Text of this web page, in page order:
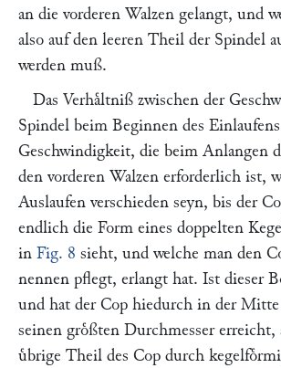
an die vorderen Walzen gelangt, und
also auf den leeren Theil der Spindel
werden muß.
Das Verhaͤltniß zwischen der
Spindel beim Beginnen des
Geschwindigkeit, die beim Anlangen
den vorderen Walzen erforderlich ist,
Auslaufen verschieden seyn, bis der
endlich die Form eines doppelten
in Fig. 8 sieht, und welche man den
nennen pflegt, erlangt hat. Ist dieser
und hat der Cop hiedurch in der Mitte
seinen groͤßten Durchmesser erreicht,
uͤbrige Theil des Cop durch